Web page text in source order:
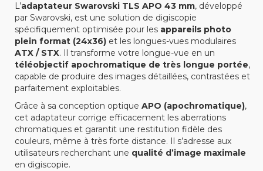
L’adaptateur Swarovski TLS APO 43 mm, développé
par Swarovski, est une solution de digiscopie
spécifiquement optimisée pour les appareils photo
plein format (24x36) et les longues-vues modulaires
ATX / STX. Il transforme votre longue-vue en un
téléobjectif apochromatique de très longue portée,
capable de produire des images détaillées, contrastées et
parfaitement exploitables.
Grâce à sa conception optique APO (apochromatique),
cet adaptateur corrige efficacement les aberrations
chromatiques et garantit une restitution fidèle des
couleurs, même à très forte distance. Il s’adresse aux
utilisateurs recherchant une qualité d’image maximale
en digiscopie.